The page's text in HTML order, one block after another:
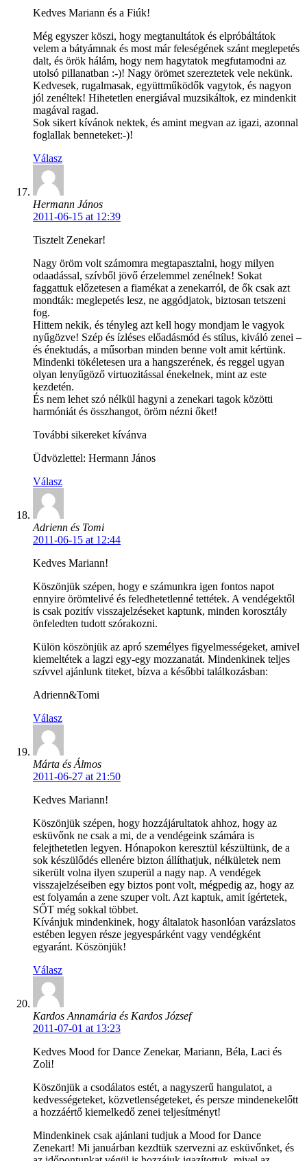
Kedves Mariann és a Fiúk!
Még egyszer köszi, hogy megtanultátok és elpróbáltátok
velem a bátyámnak és most már feleségének szánt meglepetés
dalt, és örök hálám, hogy nem hagytatok megfutamodni az
utolsó pillanatban :-)! Nagy örömet szereztetek vele nekünk.
Kedvesek, rugalmasak, együttműködők vagytok, és nagyon
jól zenéltek! Hihetetlen energiával muzsikáltok, ez mindenkit
magával ragad.
Sok sikert kívánok nektek, és amint megvan az igazi, azonnal
foglallak benneteket:-)!
Válasz
Hermann János
2011-06-15 at 12:39
Tisztelt Zenekar!
Nagy öröm volt számomra megtapasztalni, hogy milyen
odaadással, szívből jövő érzelemmel zenélnek! Sokat
faggattuk előzetesen a fiamékat a zenekarról, de ők csak azt
mondták: meglepetés lesz, ne aggódjatok, biztosan tetszeni
fog.
Hittem nekik, és tényleg azt kell hogy mondjam le vagyok
nyűgözve! Szép és ízléses előadásmód és stílus, kiváló zenei –
és énektudás, a műsorban minden benne volt amit kértünk.
Mindenki tökéletesen ura a hangszerének, és reggel ugyan
olyan lenyűgöző virtuozitással énekelnek, mint az este
kezdetén.
És nem lehet szó nélkül hagyni a zenekari tagok közötti
harmóniát és összhangot, öröm nézni őket!
További sikereket kívánva
Üdvözlettel: Hermann János
Válasz
Adrienn és Tomi
2011-06-15 at 12:44
Kedves Mariann!
Köszönjük szépen, hogy e számunkra igen fontos napot
ennyire örömtelivé és feledhetetlenné tettétek. A vendégektől
is csak pozitív visszajelzéseket kaptunk, minden korosztály
önfeledten tudott szórakozni.
Külön köszönjük az apró személyes figyelmességeket, amivel
kiemeltétek a lagzi egy-egy mozzanatát. Mindenkinek teljes
szívvel ajánlunk titeket, bízva a későbbi találkozásban:
Adrienn&Tomi
Válasz
Márta és Álmos
2011-06-27 at 21:50
Kedves Mariann!
Köszönjük szépen, hogy hozzájárultatok ahhoz, hogy az
esküvőnk ne csak a mi, de a vendégeink számára is
felejthetetlen legyen. Hónapokon keresztül készültünk, de a
sok készülődés ellenére bizton állíthatjuk, nélkületek nem
sikerült volna ilyen szuperül a nagy nap. A vendégek
visszajelzéseiben egy biztos pont volt, mégpedig az, hogy az
est folyamán a zene szuper volt. Azt kaptuk, amit ígértetek,
SŐT még sokkal többet.
Kívánjuk mindenkinek, hogy általatok hasonlóan varázslatos
estében legyen része jegyespárként vagy vendégként
egyaránt. Köszönjük!
Válasz
Kardos Annamária és Kardos József
2011-07-01 at 13:23
Kedves Mood for Dance Zenekar, Mariann, Béla, Laci és
Zoli!
Köszönjük a csodálatos estét, a nagyszerű hangulatot, a
kedvességeteket, közvetlenségeteket, és persze mindenekelőtt
a hozzáértő kiemelkedő zenei teljesítményt!
Mindenkinek csak ajánlani tudjuk a Mood for Dance
Zenekart! Mi januárban kezdtük szervezni az esküvőnket, és